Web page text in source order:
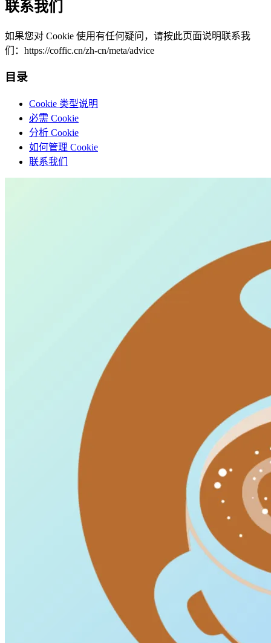
联系我们
如果您对 Cookie 使用有任何疑问，请按此页面说明联系我
们：https://coffic.cn/zh-cn/meta/advice
目录
Cookie 类型说明
必需 Cookie
分析 Cookie
如何管理 Cookie
联系我们